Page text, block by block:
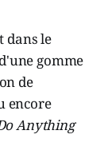
dans le
gomme
de
encore
Anything